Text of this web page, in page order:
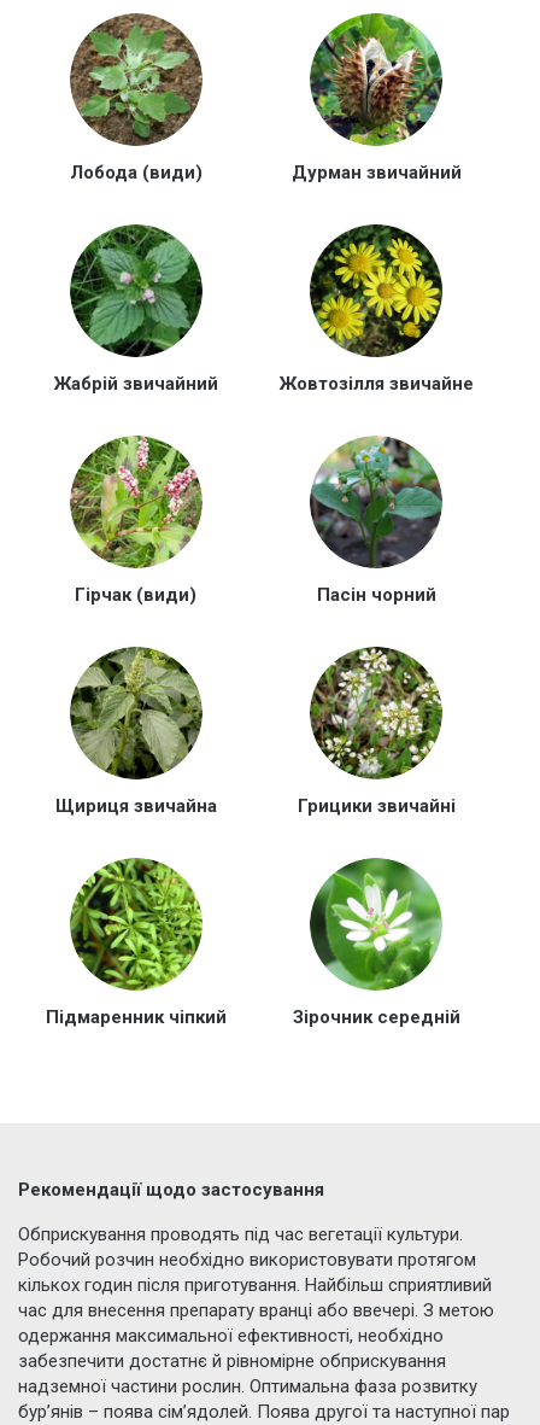
Лобода (види) Дурман звичайний
Жабрій звичайний Жовтозілля звичайне
Гірчак (види) Пасін чорний
Щириця звичайна Грицики звичайні
Підмаренник чіпкий Зірочник середній
Рекомендації щодо застосування
Обприскування проводять під час вегетації культури.
Робочий розчин необхідно використовувати протягом
кількох годин після приготування. Найбільш сприятливий
час для внесення препарату вранці або ввечері. З метою
одержання максимальної ефективності, необхідно
забезпечити достатнє й рівномірне обприскування
надземної частини рослин. Оптимальна фаза розвитку
бур’янів – поява сім’ядолей. Поява другої та наступної пар